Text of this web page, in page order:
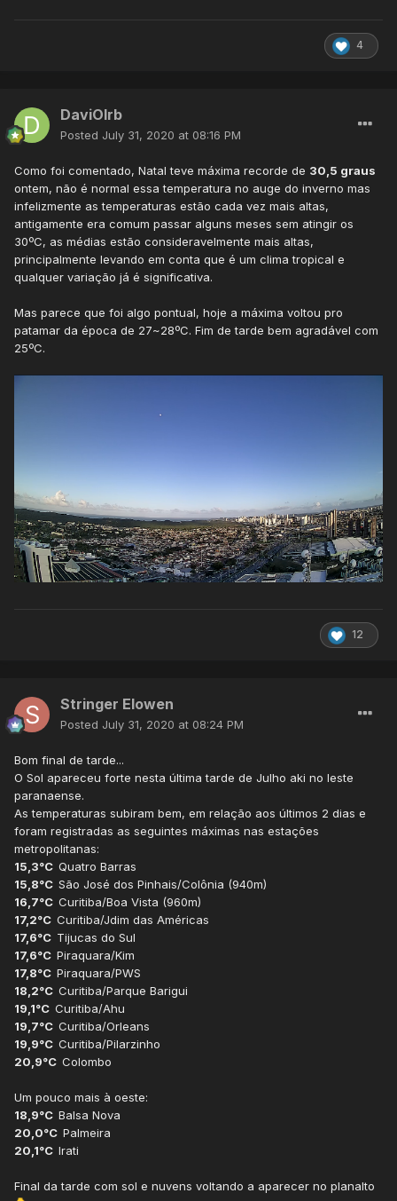
maiúsculas e minúsculas, cuja combinação denota os
tipos e subtipos considerados. Contudo, a classificação
surgido classificações dela derivadas, a mais conhecida
das quais é a
4
DaviOlrb
Posted July 31, 2020 at 08:16 PM
Como foi comentado, Natal teve máxima recorde de 30,5 graus
ontem, não é normal essa temperatura no auge do inverno mas
infelizmente as temperaturas estão cada vez mais altas,
antigamente era comum passar alguns meses sem atingir os
30ºC, as médias estão consideravelmente mais altas,
principalmente levando em conta que é um clima tropical e
qualquer variação já é significativa.
Mas parece que foi algo pontual, hoje a máxima voltou pro
patamar da época de 27~28ºC. Fim de tarde bem agradável com
25ºC.
12
Stringer Elowen
Posted July 31, 2020 at 08:24 PM
Bom final de tarde...
O Sol apareceu forte nesta última tarde de Julho aki no leste
paranaense.
As temperaturas subiram bem, em relação aos últimos 2 dias e
foram registradas as seguintes máximas nas estações
metropolitanas:
15,3°C Quatro Barras
15,8°C São José dos Pinhais/Colônia (940m)
16,7°C Curitiba/Boa Vista (960m)
17,2°C Curitiba/Jdim das Américas
17,6°C Tijucas do Sul
17,6°C Piraquara/Kim
17,8°C Piraquara/PWS
18,2°C Curitiba/Parque Barigui
19,1°C Curitiba/Ahu
19,7°C Curitiba/Orleans
19,9°C Curitiba/Pilarzinho
20,9°C Colombo
Um pouco mais à oeste:
18,9°C Balsa Nova
20,0°C Palmeira
20,1°C Irati
Final da tarde com sol e nuvens voltando a aparecer no planalto